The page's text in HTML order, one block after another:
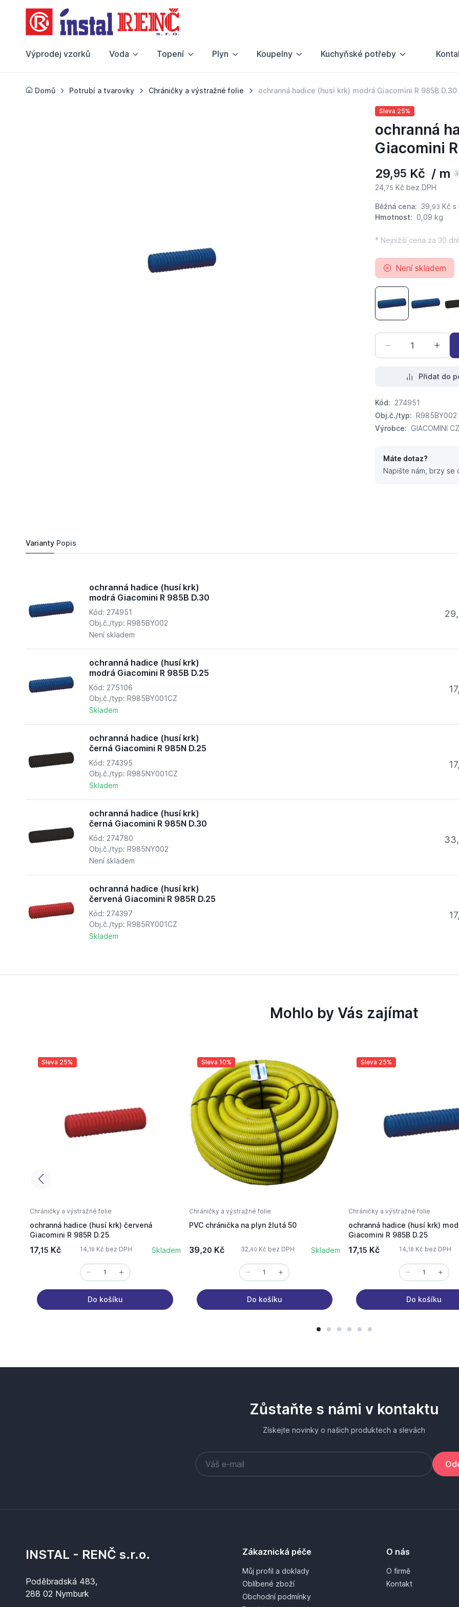
Výprodej vzorků Voda Topení Plyn Koupelny Kuchyňské potřeby
Domů Potrubí a tvarovky Chráničky a výstražné folie ochranná hadice (husí krk) modrá Giacomini R 985B D.30
Sleva 25%
ochranná
Giacomini
29,95 Kč / m
24, 75 Kč bez DPH
Běžná cena: 39, 93 Kč s
Hmotnost: 0,09 kg
* Nejnižší cena za 30 dní
Není skladem
ochranná hadice
ochranná
Přidat do
Kód: 274951
Obj.č./typ: R985BY002
Výrobce: GIACOMINI
Máte dotaz?
Napište nám, brzy se
Varianty Popis
ochranná hadice (husí krk)
modrá Giacomini R 985B D.30
Kód: 274951
Obj.č./typ: R985BY002
Není skladem
29,
ochranná hadice (husí krk)
modrá Giacomini R 985B D.25
Kód: 275106
Obj.č./typ: R985BY001CZ
Skladem
ochranná hadice (husí krk)
černá Giacomini R 985N D.25
Kód: 274395
Obj.č./typ: R985NY001CZ
Skladem
ochranná hadice (husí krk)
černá Giacomini R 985N D.30
Kód: 274780
Obj.č./typ: R985NY002
Není skladem
33,
ochranná hadice (husí krk)
červená Giacomini R 985R D.25
Kód: 274397
Obj.č./typ: R985RY001CZ
Skladem
Mohlo by Vás zajímat
Sleva 25%
Chráničky a výstražné folie
ochranná hadice (husí krk) červená
Giacomini R 985R D.25
17,15 Kč 14,18 Kč bez DPH Skladem
Do košíku
Sleva 10%
Chráničky a výstražné folie
PVC chránička na plyn žlutá 50
39,20 Kč 32,40 Kč bez DPH Skladem
Do košíku
Sleva 25%
Chráničky a výstražné folie
ochranná hadice (husí krk)
Giacomini R 985B D.25
17,15 Kč 14,18 Kč bez DPH
Do košíku
Zůstaňte s námi v kontaktu
Získejte novinky o našich produktech a slevách
INSTAL - RENČ s.r.o.
Poděbradská 483,
288 02 Nymburk
Zákaznická péče
Můj profil a doklady
Oblíbené zboží
Obchodní podmínky
O nás
O firmě
Kontakt